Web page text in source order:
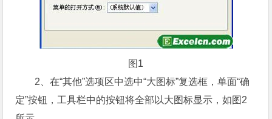
图1
2、在“其他”选项区中选中“大图标”复选框，单面“确
定”按钮，工具栏中的按钮将全部以大图标显示，如图2